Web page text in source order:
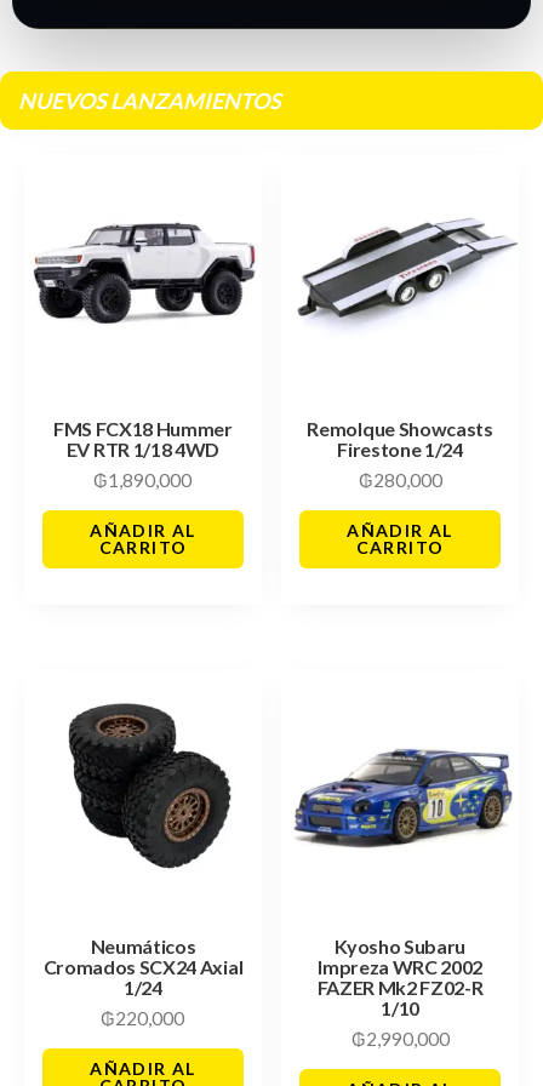
NUEVOS LANZAMIENTOS
FMS FCX18 Hummer
EV RTR 1/18 4WD
₲1,890,000
AÑADIR AL
CARRITO
Remolque Showcasts
Firestone 1/24
₲280,000
AÑADIR AL
CARRITO
Neumáticos
Cromados SCX24 Axial
1/24
₲220,000
AÑADIR AL
Kyosho Subaru
Impreza WRC 2002
FAZER Mk2 FZ02-R
1/10
₲2,990,000